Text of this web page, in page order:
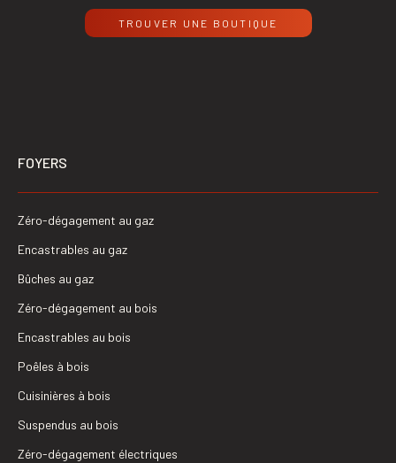
TROUVER UNE BOUTIQUE
FOYERS
Zéro-dégagement au gaz
Encastrables au gaz
Bûches au gaz
Zéro-dégagement au bois
Encastrables au bois
Poêles à bois
Cuisinières à bois
Suspendus au bois
Zéro-dégagement électriques